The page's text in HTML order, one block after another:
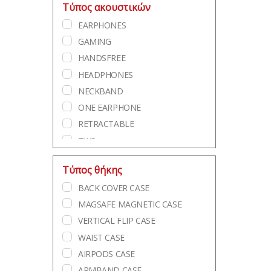
REDMI NOTE 6 PRO
REDMI NOTE 5 PRO
REDMI NOTE 5
REDMI NOTE 4
REDMI K40
REDMI K30
REDMI A2 PLUS
REDMI A2
Τύπος ακουστικών
EARPHONES
GAMING
HANDSFREE
HEADPHONES
NECKBAND
ONE EARPHONE
RETRACTABLE
TWS
Τύπος θήκης
BACK COVER CASE
MAGSAFE MAGNETIC CASE
VERTICAL FLIP CASE
WAIST CASE
AIRPODS CASE